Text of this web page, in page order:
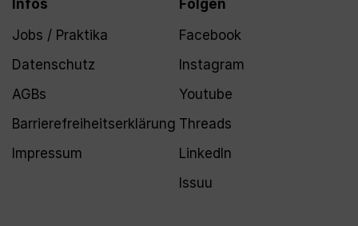
Infos
Jobs / Praktika
Datenschutz
AGBs
Barrierefreiheitserklärung
Impressum
Folgen
Facebook
Instagram
Youtube
Threads
LinkedIn
Issuu